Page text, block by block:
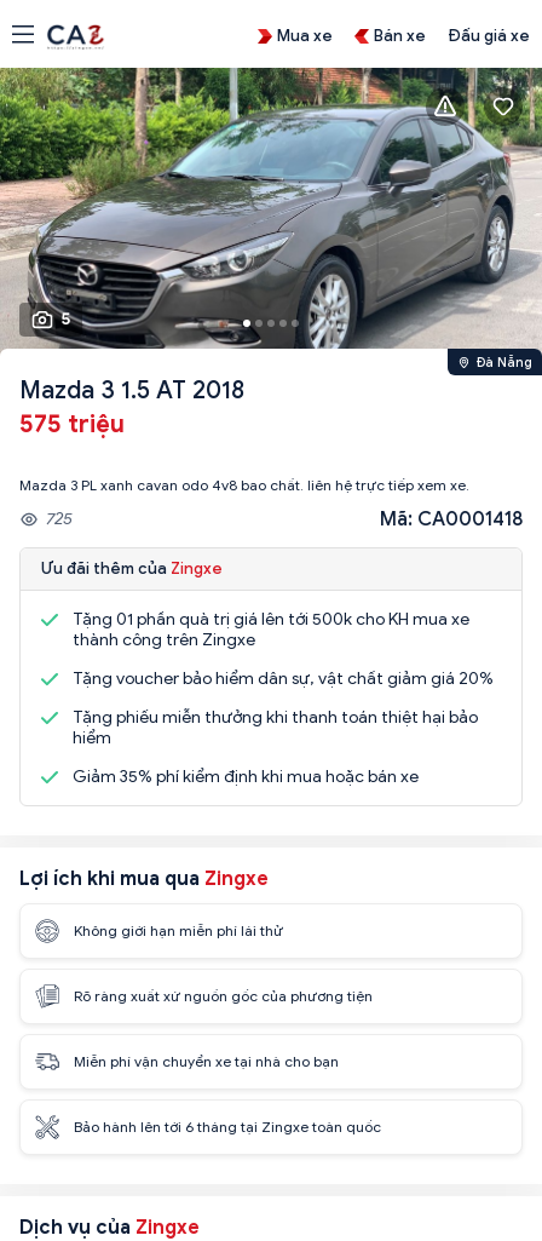
Mua xe Bán xe Đấu giá xe
5
Đà Nẵng
Mazda 3 1.5 AT 2018
575 triệu
Mazda 3 PL xanh cavan odo 4v8 bao chất. liên hệ trực tiếp xem xe.
725 Mã: CA0001418
Ưu đãi thêm của Zingxe
Tặng 01 phần quà trị giá lên tới 500k cho KH mua xe
thành công trên Zingxe
Tặng voucher bảo hiểm dân sự, vật chất giảm giá 20%
Tặng phiếu miễn thưởng khi thanh toán thiệt hại bảo
hiểm
Giảm 35% phí kiểm định khi mua hoặc bán xe
Lợi ích khi mua qua Zingxe
Không giới hạn miễn phí lái thử
Rõ ràng xuất xứ nguồn gốc của phương tiện
Miễn phí vận chuyển xe tại nhà cho bạn
Bảo hành lên tới 6 tháng tại Zingxe toàn quốc
Dịch vụ của Zingxe